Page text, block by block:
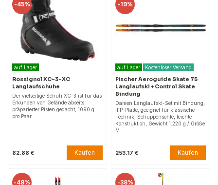
-45%
auf Lager
Rossignol XC-3-XC
Langlaufschuhe
Der vielseitige Schuh XC-3 ist für das
Erkunden von Gelände abseits
präparierter Pisten gedacht, 1090 g
pro Paar.
82.88 € Kaufen
-19%
auf Lager Kostenloser Versand
Fischer Aeroguide Skate 75
Langlaufski + Control Skate
Bindung
Damen Langlaufski-Set mit Bindung,
IFP-Platte, geeignet für klassische
Technik, Schuppensohle, leichte
Konstruktion, Gewicht 1.220 g / Größe
M.
253.17 € Kaufen
-48% -38%